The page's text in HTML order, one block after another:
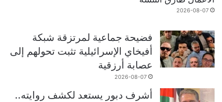
2026-08-07
فضيحة جماعية لمرتزقة شبكة
أفيخاي الإسرائيلية تثبت تحولهم إلى
عصابة أرزقية
2026-08-07
أشرف دبور يستعد لكشف روايته..